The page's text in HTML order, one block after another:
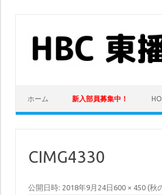
ホーム 新入部員募集中！
CIMG4330
公開日時: 2018年9月24日 600 × 450(秋